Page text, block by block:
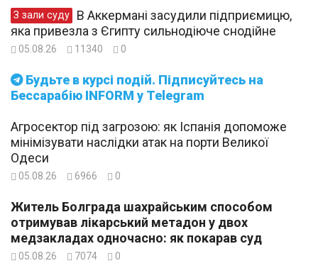
Будьте в курсі подій. Підписуйтесь на
Бессарабію INFORM у Telegram
З зали суду
яка привезла з Єгипту сильнодіюче снодійне
05.08.26 11340 0
Агросектор під загрозою: як Іспанія допоможе
мінімізувати наслідки атак на порти Великої
Одеси
05.08.26 6966 0
Житель Болграда шахрайським способом
отримував лікарський метадон у двох
медзакладах одночасно: як покарав суд
05.08.26 7074 0